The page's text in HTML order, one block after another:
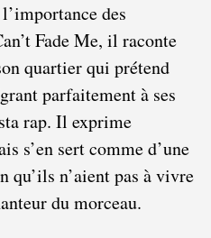
des
Fade Me, il raconte
quartier qui prétend
parfaitement à ses
rap. Il exprime
s’en sert comme d’une
qu’ils n’aient pas à vivre
du morceau.